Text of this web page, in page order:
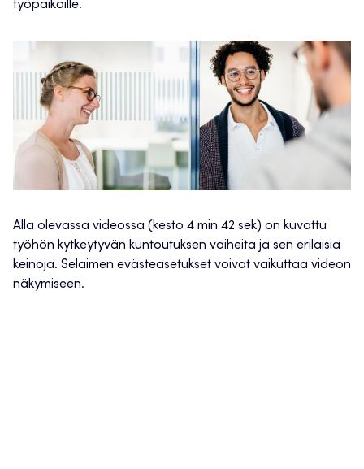
työpaikoille.
Alla olevassa videossa (kesto 4 min 42 sek) on kuvattu
työhön kytkeytyvän kuntoutuksen vaiheita ja sen erilaisia
keinoja. Selaimen evästeasetukset voivat vaikuttaa videon
näkymiseen.